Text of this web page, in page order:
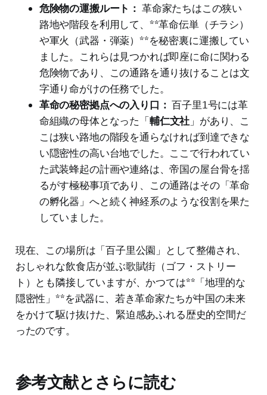
危険物の運搬ルート： 革命家たちはこの狭い
路地や階段を利用して、**革命伝単（チラシ）
や軍火（武器・弾薬）**を秘密裏に運搬してい
ました。これらは見つかれば即座に命に関わる
危険物であり、この通路を通り抜けることは文
字通り命がけの任務でした。
革命の秘密拠点への入り口： 百子里1号には革
命組織の母体となった「輔仁文社 」があり、こ
こは狭い路地の階段を通らなければ到達できな
い隠密性の高い台地でした。ここで行われてい
た武装蜂起の計画や連絡は、帝国の屋台骨を揺
るがす極秘事項であり、この通路はその「革命
の孵化器」へと続く神経系のような役割を果た
していました。
現在、この場所は「百子里公園」として整備され、
おしゃれな飲食店が並ぶ歌賦街（ゴフ・ストリー
ト）とも隣接していますが、かつては**「地理的な
隠密性」**を武器に、若き革命家たちが中国の未来
をかけて駆け抜けた、緊迫感あふれる歴史的空間だ
ったのです。
参考文献とさらに読む